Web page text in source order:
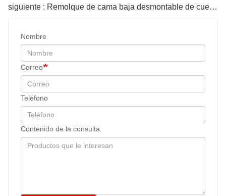
siguiente : Remolque de cama baja desmontable de cuello de cisne de 3 ejes y 70 toneladas
Nombre
Correo
Teléfono
Contenido de la consulta